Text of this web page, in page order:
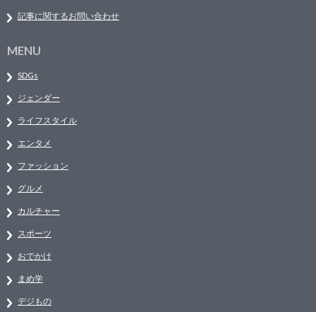
記事に関するお問い合わせ
MENU
SDGs
ジェンダー
ライフスタイル
エンタメ
ファッション
グルメ
カルチャー
スポーツ
おでかけ
まめ学
デジもの